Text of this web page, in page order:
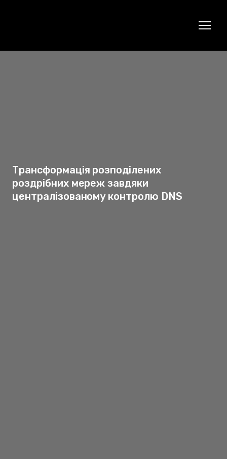
Трансформація розподілених
роздрібних мереж завдяки
централізованому контролю DNS